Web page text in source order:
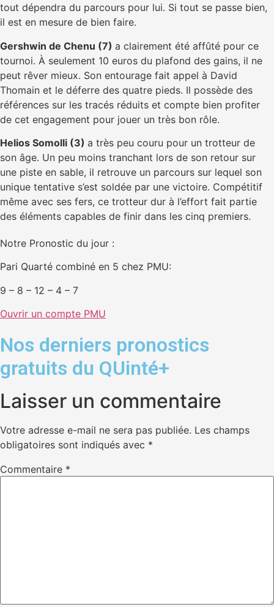
tout dépendra du parcours pour lui. Si tout se passe bien,
il est en mesure de bien faire.
Gershwin de Chenu (7) a clairement été affûté pour ce
tournoi. À seulement 10 euros du plafond des gains, il ne
peut rêver mieux. Son entourage fait appel à David
Thomain et le déferre des quatre pieds. Il possède des
références sur les tracés réduits et compte bien profiter
de cet engagement pour jouer un très bon rôle.
Helios Somolli (3) a très peu couru pour un trotteur de
son âge. Un peu moins tranchant lors de son retour sur
une piste en sable, il retrouve un parcours sur lequel son
unique tentative s’est soldée par une victoire. Compétitif
même avec ses fers, ce trotteur dur à l’effort fait partie
des éléments capables de finir dans les cinq premiers.
Notre Pronostic du jour :
Pari Quarté combiné en 5 chez PMU:
9 – 8 – 12 – 4 – 7
Ouvrir un compte PMU
Nos derniers pronostics
gratuits du QUinté+
Laisser un commentaire
Votre adresse e-mail ne sera pas publiée. Les champs
obligatoires sont indiqués avec *
Commentaire *